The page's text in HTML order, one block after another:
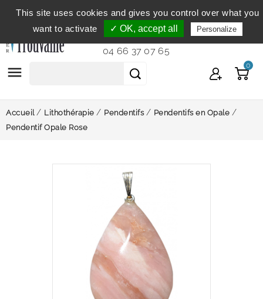
Service clientèle
du lundi au vendredi de 9h à 12h et
de 14h à 18h...
04 66 37 07 65
 0
Accueil Lithothérapie Pendentifs
Pendentifs en Opale
Pendentif Opale Rose
This site uses cookies and gives you control over what you
want to activate
✓ OK, accept all Personalize